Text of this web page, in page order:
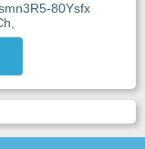
80Ysfx